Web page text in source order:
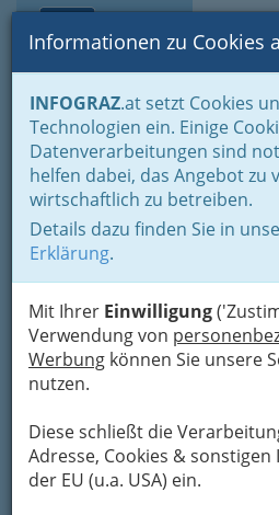
Suche
Informationen zu Cookies
INFOGRAZ.at setzt Cookies
Technologien ein. Einige
Datenverarbeitungen sind
helfen dabei, das Angebot zu
wirtschaftlich zu betreiben.
Details dazu finden Sie in
Erklärung.
Mit Ihrer Einwilligung
Verwendung von
Werbung können Sie unsere
nutzen.
Diese schließt die
Adresse, Cookies &
der EU (u.a. USA) ein.
Home Branchen
Museum der
- MUWA
Friedrichgasse 41, 8010 Graz
+43 316 811 599-0
+43 316 811 599-4
Adresse mit Google Maps